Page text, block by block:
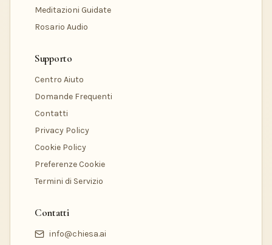
Meditazioni Guidate
Rosario Audio
Supporto
Centro Aiuto
Domande Frequenti
Contatti
Privacy Policy
Cookie Policy
Preferenze Cookie
Termini di Servizio
Contatti
info@chiesa.ai